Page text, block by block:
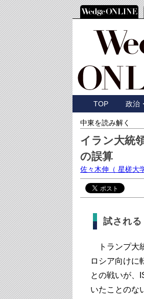
TOP 政治
中東を読み解く
イラン大統
の誤算
佐々木伸 （ 星槎大
試され
トランプ大
ロシア向けに
との戦いが、
いたことのな